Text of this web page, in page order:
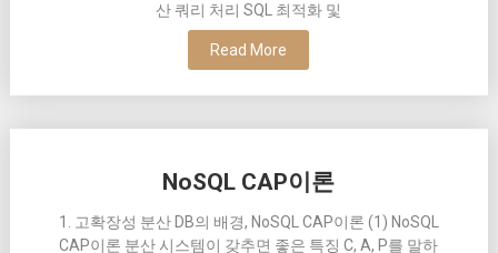
산 쿼리 처리 SQL 최적화 및
Read More
NoSQL CAP이론
1. 고확장성 분산 DB의 배경, NoSQL CAP이론 (1) NoSQL
CAP이론 분산 시스템이 갖추면 좋은 특징 C, A, P를 말하